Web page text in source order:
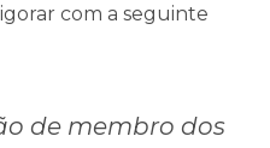
com a seguinte
de membro dos